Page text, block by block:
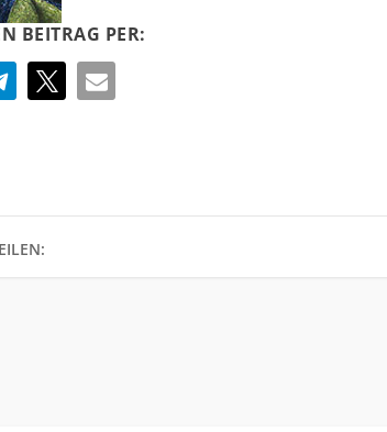
BEITRAG PER: